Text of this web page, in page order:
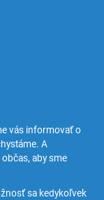
vás informovať o
A
aby sme
sa kedykoľvek